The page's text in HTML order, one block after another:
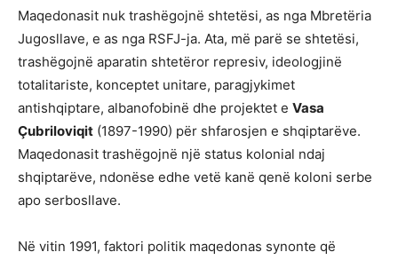
Maqedonasit nuk trashëgojnë shtetësi, as nga Mbretëria
Jugosllave, e as nga RSFJ-ja. Ata, më parë se shtetësi,
trashëgojnë aparatin shtetëror represiv, ideologjinë
totalitariste, konceptet unitare, paragjykimet
antishqiptare, albanofobinë dhe projektet e Vasa
Çubriloviqit (1897-1990) për shfarosjen e shqiptarëve.
Maqedonasit trashëgojnë një status kolonial ndaj
shqiptarëve, ndonëse edhe vetë kanë qenë koloni serbe
apo serbosllave.
Në vitin 1991, faktori politik maqedonas synonte që